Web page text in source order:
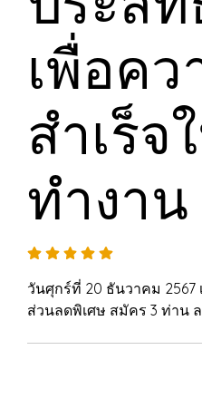
เพื่อคว
สำเร็จ
ทำงาน
วันศุกร์ที่ 20 ธันวาคม 2567
ส่วนลดพิเศษ สมัคร 3 ท่าน